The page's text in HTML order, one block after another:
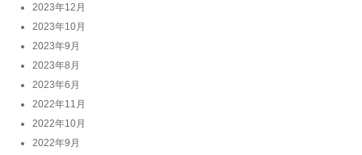
2023年12月
2023年10月
2023年9月
2023年8月
2023年6月
2022年11月
2022年10月
2022年9月